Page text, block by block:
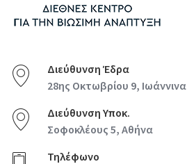
Διεύθυνση Έδρα
28ης Οκτωβρίου 9, Ιωάννινα
Διεύθυνση Υποκ.
Σοφοκλέους 5, Αθήνα
Τηλέφωνο